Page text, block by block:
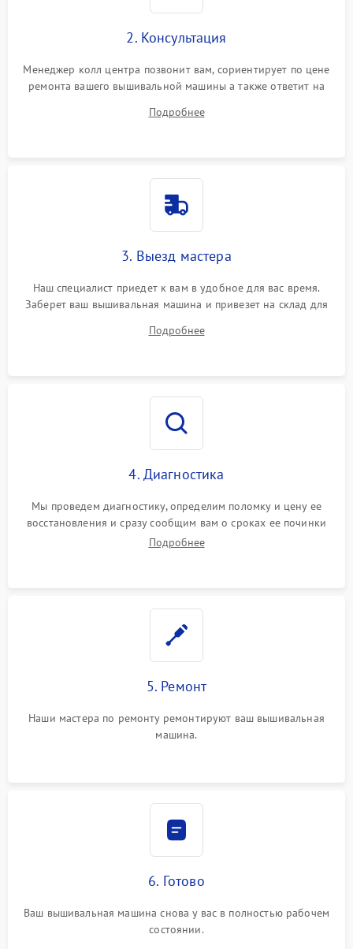
2. Консультация
Менеджер колл центра позвонит вам, сориентирует по цене
ремонта вашего вышивальной машины а также ответит на
Подробнее
3. Выезд мастера
Наш специалист приедет к вам в удобное для вас время.
Заберет ваш вышивальная машина и привезет на склад для
Подробнее
4. Диагностика
Мы проведем диагностику, определим поломку и цену ее
восстановления и сразу сообщим вам о сроках ее починки
Подробнее
5. Ремонт
Наши мастера по ремонту ремонтируют ваш вышивальная
машина.
6. Готово
Ваш вышивальная машина снова у вас в полностью рабочем
состоянии.